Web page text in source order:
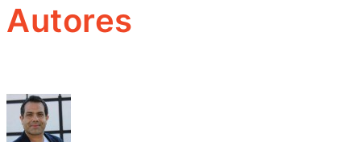
Autores